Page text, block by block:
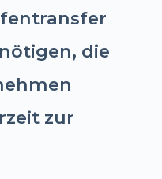
die
zur